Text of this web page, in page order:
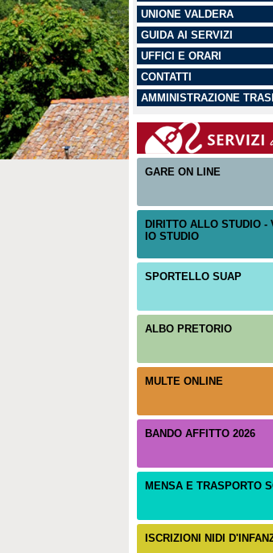
UNIONE VALDERA
GUIDA AI SERVIZI
UFFICI E ORARI
CONTATTI
AMMINISTRAZIONE
GARE ON LINE
DIRITTO ALLO STUDIO -
IO STUDIO
SPORTELLO SUAP
ALBO PRETORIO
MULTE ONLINE
BANDO AFFITTO 2026
MENSA E TRASPORTO
ISCRIZIONI NIDI